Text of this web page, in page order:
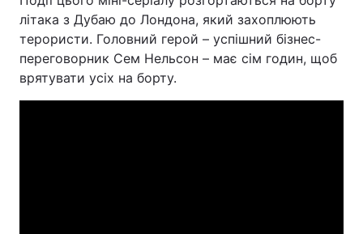
літака з Дубаю до Лондона, який захоплюють
терористи. Головний герой – успішний бізнес-
переговорник Сем Нельсон – має сім годин, щоб
врятувати усіх на борту.